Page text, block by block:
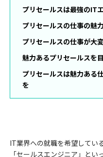
プリセールスは最強のIT
プリセールスの仕事の魅力
プリセールスの仕事が大
魅力あるプリセールスを
プリセールスは魅力ある
を
IT業界への就職を希望してい
「セールスエンジニア」と